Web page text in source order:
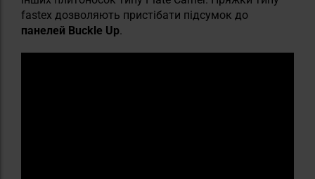
fastex дозволяють пристібати підсумок до
панелей Buckle Up.